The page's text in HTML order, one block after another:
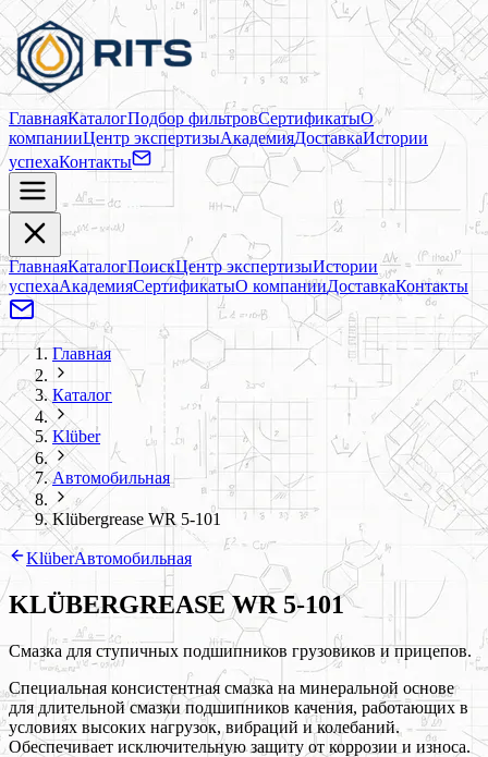
ГлавнаяКаталогПодбор фильтровСертификатыО
компанииЦентр экспертизыАкадемияДоставкаИстории
успехаКонтакты
ГлавнаяКаталогПоискЦентр экспертизыИстории
успехаАкадемияСертификатыО компанииДоставкаКонтакты
Главная
Каталог
Klüber
Автомобильная
Klübergrease WR 5-101
KlüberАвтомобильная
KLÜBERGREASE WR 5-101
Смазка для ступичных подшипников грузовиков и прицепов.
Специальная консистентная смазка на минеральной основе
для длительной смазки подшипников качения, работающих в
условиях высоких нагрузок, вибраций и колебаний.
Обеспечивает исключительную защиту от коррозии и износа.